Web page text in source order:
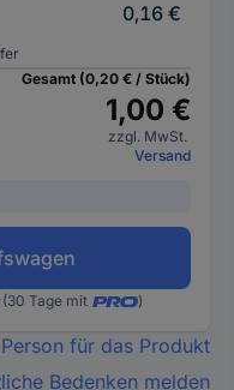
0,16 €
Gesamt (0,20 € / Stück)
1,00 €
zzgl. MwSt.
Versand
Tage mit )
für das Produkt
Bedenken melden